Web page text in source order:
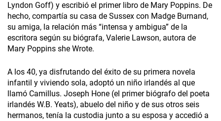
Lyndon Goff) y escribió el primer libro de Mary Poppins. De
hecho, compartía su casa de Sussex con Madge Burnand,
su amiga, la relación más “intensa y ambigua” de la
escritora según su biógrafa, Valerie Lawson, autora de
Mary Poppins she Wrote.
A los 40, ya disfrutando del éxito de su primera novela
infantil y viviendo sola, adoptó un niño irlandés al que
llamó Camillus. Joseph­ Hone (el primer biógrafo del poeta
irlandés W.B. Yeats), abuelo del niño y de sus otros seis
hermanos, tenía la custodia junto a su esposa y accedió a